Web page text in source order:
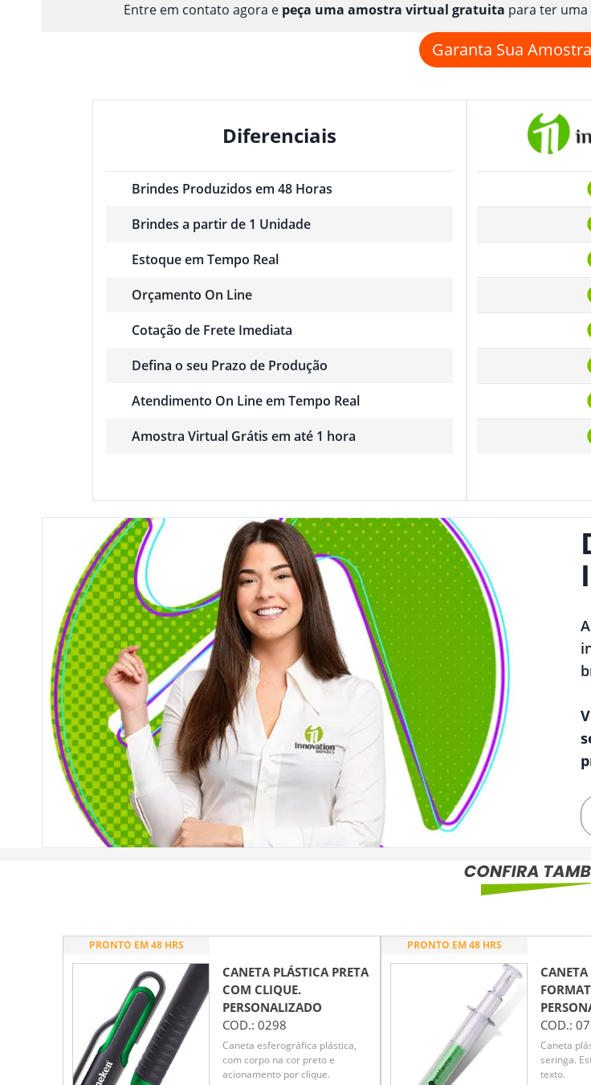
Entre em contato agora e peça uma amostra virtual gratuita para ter
Garanta Sua
Diferenciais
Brindes Produzidos em 48 Horas
Brindes a partir de 1 Unidade
Estoque em Tempo Real
Orçamento On Line
Cotação de Frete Imediata
Defina o seu Prazo de Produção
Atendimento On Line em Tempo Real
Amostra Virtual Grátis em até 1 hora
PRONTO EM 48 HRS
CANETA PLÁSTICA PRETA
COM CLIQUE.
PERSONALIZADO
COD.: 0298
Caneta esferográfica plástica,
com corpo na cor preto e
acionamento por clique.
PRONTO EM 48 HRS
COD.:
Caneta
seringa.
texto.